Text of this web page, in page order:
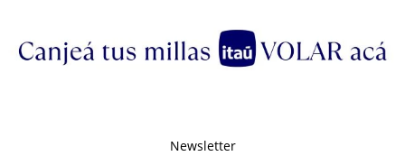
Newsletter